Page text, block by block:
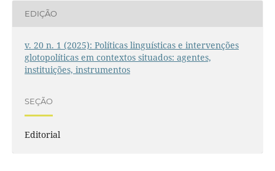
EDIÇÃO
v. 20 n. 1 (2025): Políticas linguísticas e intervenções
glotopolíticas em contextos situados: agentes,
instituições, instrumentos
SEÇÃO
Editorial